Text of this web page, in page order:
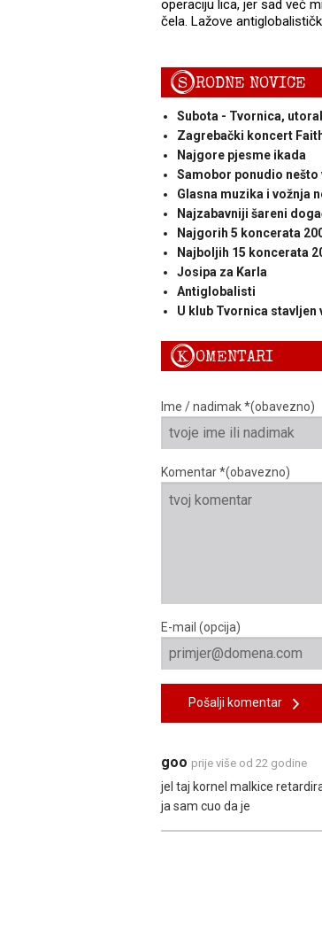
operaciju lica, jer sad već
čela. Lažove
SRODNE NOVICE
Subota - Tvornica,
Zagrebački koncert
Najgore pjesme ikada
Samobor ponudio
Glasna muzika i vožnja
Najzabavniji šareni
Najgorih 5 koncerata
Najboljih 15 koncerata
Josipa za Karla
Antiglobalisti
U klub Tvornica stavljen
KOMENTARI
Ime / nadimak *(obavezno)
Komentar *(obavezno)
E-mail (opcija)
Pošalji komentar
goo prije više od 22 godine
jel taj kornel malkice
ja sam cuo da je